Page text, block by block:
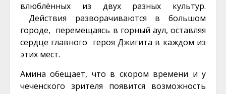
влюблённых из двух разных культур.
Действия разворачиваются в большом
городе, перемещаясь в горный аул, оставляя
сердце главного героя Джигита в каждом из
этих мест.
Амина обещает, что в скором времени и у
чеченского зрителя появится возможность